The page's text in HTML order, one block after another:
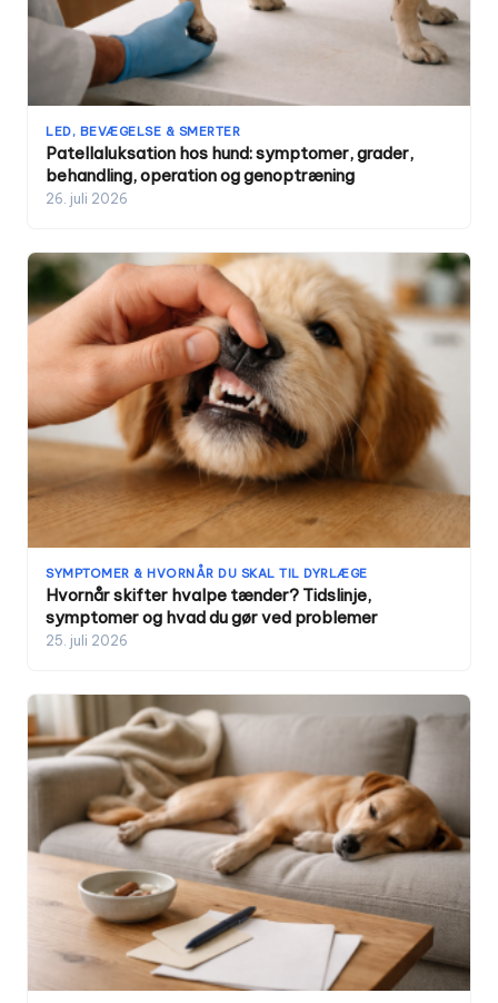
LED, BEVÆGELSE & SMERTER
Patellaluksation hos hund: symptomer, grader,
behandling, operation og genoptræning
26. juli 2026
SYMPTOMER & HVORNÅR DU SKAL TIL DYRLÆGE
Hvornår skifter hvalpe tænder? Tidslinje,
symptomer og hvad du gør ved problemer
25. juli 2026